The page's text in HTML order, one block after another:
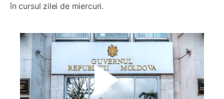
în cursul zilei de miercuri.